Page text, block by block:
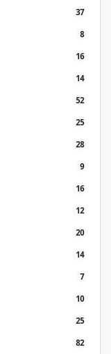
37
8
16
14
52
25
28
9
16
12
20
14
7
10
25
82